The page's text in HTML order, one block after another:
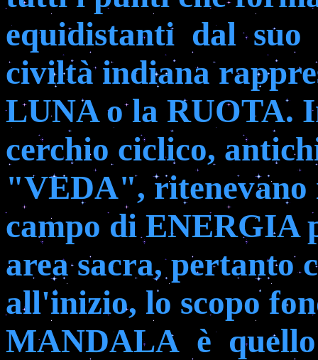
equidistanti dal suo
civiltà indiana
LUNA o la RUOTA.
cerchio ciclico,
"VEDA", ritenevano
campo di ENERGIA
area sacra, pertanto
all'inizio, lo scopo
MANDALA è quello